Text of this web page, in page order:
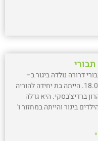
דרורה נולדה ביגור ב–
18.07.1933. הייתה בת יחידה להוריה
ברדיצ'בסקי. היא גדלה
ביגור והייתה במחזור ו'